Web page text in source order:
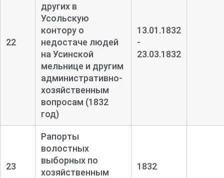
22
других в
Усольскую
контору о
недостаче людей
на Усинской
мельнице и другим
административно-
хозяйственным
вопросам (1832
год)
13.01.1832
-
23.03.1832
23
Рапорты
волостных
выборных по
хозяйственным
1832